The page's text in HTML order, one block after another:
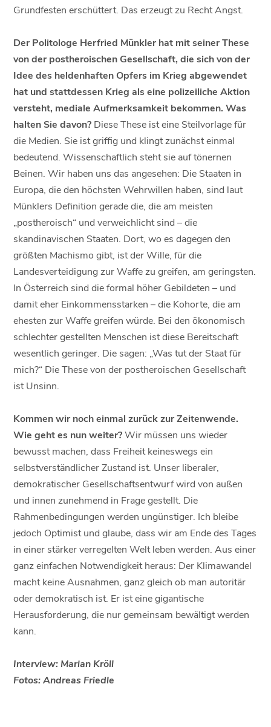
Grundfesten erschüttert. Das erzeugt zu Recht Angst.
Der Politologe Herfried Münkler hat mit seiner These
von der postheroischen Gesellschaft, die sich von der
Idee des heldenhaften Opfers im Krieg abgewendet
hat und stattdessen Krieg als eine polizeiliche Aktion
versteht, mediale Aufmerksamkeit bekommen. Was
halten Sie davon? Diese These ist eine Steilvorlage für
die Medien. Sie ist griffig und klingt zunächst einmal
bedeutend. Wissenschaftlich steht sie auf tönernen
Beinen. Wir haben uns das angesehen: Die Staaten in
Europa, die den höchsten Wehrwillen haben, sind laut
Münklers Definition gerade die, die am meisten
„postheroisch“ und verweichlicht sind – die
skandinavischen Staaten. Dort, wo es dagegen den
größten Machismo gibt, ist der Wille, für die
Landesverteidigung zur Waffe zu greifen, am geringsten.
In Österreich sind die formal höher Gebildeten – und
damit eher Einkommensstarken – die Kohorte, die am
ehesten zur Waffe greifen würde. Bei den ökonomisch
schlechter gestellten Menschen ist diese Bereitschaft
wesentlich geringer. Die sagen: „Was tut der Staat für
mich?“ Die These von der postheroischen Gesellschaft
ist Unsinn.
Kommen wir noch einmal zurück zur Zeitenwende.
Wie geht es nun weiter?Wir müssen uns wieder
bewusst machen, dass Freiheit keineswegs ein
selbstverständlicher Zustand ist. Unser liberaler,
demokratischer Gesellschaftsentwurf wird von außen
und innen zunehmend in Frage gestellt. Die
Rahmenbedingungen werden ungünstiger. Ich bleibe
jedoch Optimist und glaube, dass wir am Ende des Tages
in einer stärker verregelten Welt leben werden. Aus einer
ganz einfachen Notwendigkeit heraus: Der Klimawandel
macht keine Ausnahmen, ganz gleich ob man autoritär
oder demokratisch ist. Er ist eine gigantische
Herausforderung, die nur gemeinsam bewältigt werden
kann.
Interview: Marian Kröll
Fotos: Andreas Friedle